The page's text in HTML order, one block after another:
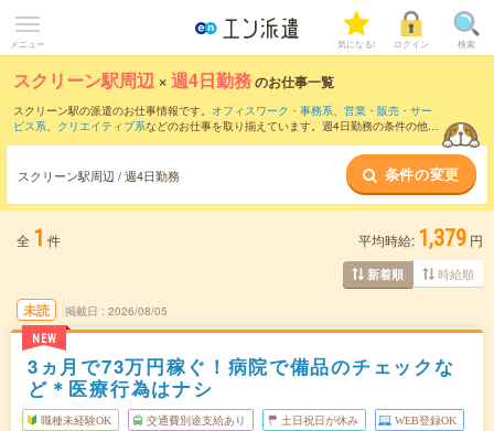
メニュー 気になる! ログイン 検索
スクリーン駅周辺 ×週4日勤務のお仕事一覧
スクリーン駅の派遣のお仕事情報です。 オフィスワーク・事務系、 営業・販売・サー
ビス系、 クリエイティブ系などのお仕事を取り揃えています。週4日勤務の条件の他
スクリーン駅周辺 / 週4日勤務 条件の変更
全 1 件 平均時給: 1,379 円
新着順 時給順
未読
NEW
掲載日 2026/08/05
3ヵ月で73万円稼ぐ！病院で備品のチェックな
ど＊医療行為はナシ
職種未経験OK 交通費別途支給あり 土日祝日が休み WEB登録OK